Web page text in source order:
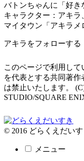
バトンちゃんに「好
キャラクター：アキラ
マイタウン「アキラ
アキラをフォローする
このページで利用し
を代表とする共同著
は禁止いたします。
STUDIO/SQUARE
© 2016 どらくえだいす
メニュー